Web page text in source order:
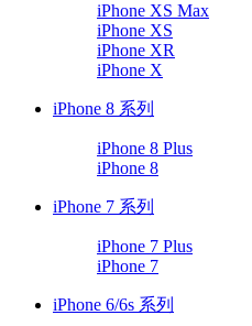
iPhone XS Max
iPhone XS
iPhone XR
iPhone X
iPhone 8 系列
iPhone 8 Plus
iPhone 8
iPhone 7 系列
iPhone 7 Plus
iPhone 7
iPhone 6/6s 系列